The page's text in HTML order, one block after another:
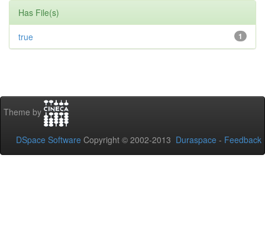
Has File(s)
1
true
Theme by
DSpace Software Copyright © 2002-2013 Duraspace - Feedback